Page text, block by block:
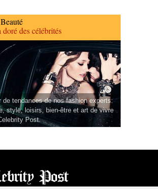
des célébrités
de tendances de nos fashion experts:
style, loisirs, bien-être et art de vivre
Post.